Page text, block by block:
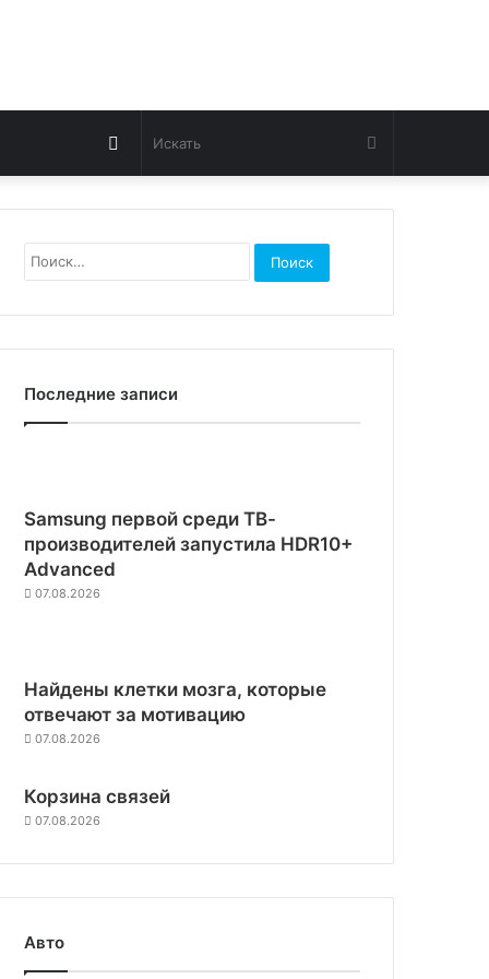
Искать
Switch
skin
Найти:
Последние записи
Samsung первой среди ТВ-
производителей запустила HDR10+
Advanced
07.08.2026
Найдены клетки мозга, которые
отвечают за мотивацию
07.08.2026
Корзина связей
07.08.2026
Авто